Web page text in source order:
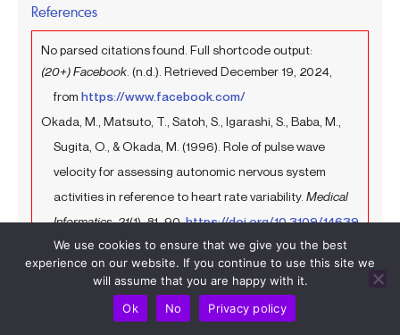
References
No parsed citations found. Full shortcode output:
(20+) Facebook . (n.d.). Retrieved December 19, 2024,
from https://www.facebook.com/
Okada, M., Matsuto, T., Satoh, S., Igarashi, S., Baba, M.,
Sugita, O., & Okada, M. (1996). Role of pulse wave
velocity for assessing autonomic nervous system
activities in reference to heart rate variability. Medical
Informatics,21(1), 81–90.https://doi.org/10.3109/14639
239609009013
Grubb, B. P. (1999). Pathophysiology and differential
diagnosis of neurocardiogenic syncope.The American
Journal of Cardiology,84(8), 3–9.https://www.science
We use cookies to ensure that we give you the best
experience on our website. If you continue to use this site we
will assume that you are happy with it.
Ok
No Privacy policy